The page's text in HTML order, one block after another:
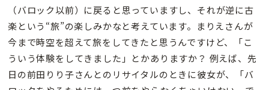
（バロック以前）に戻ると思っていますし、それが逆に古
楽という“旅”の楽しみかなと考えています。まりえさんが
今まで時空を超えて旅をしてきたと思うんですけど、「こ
ういう体験をしてきました」とかありますか？ 例えば、先
日の前田りり子さんとのリサイタルのときに彼女が、「バ